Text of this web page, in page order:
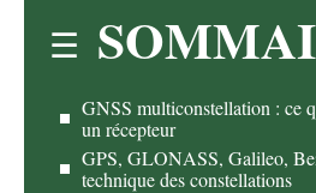
GNSS multiconstellation : ce
un récepteur
GPS, GLONASS, Galileo,
technique des constellations